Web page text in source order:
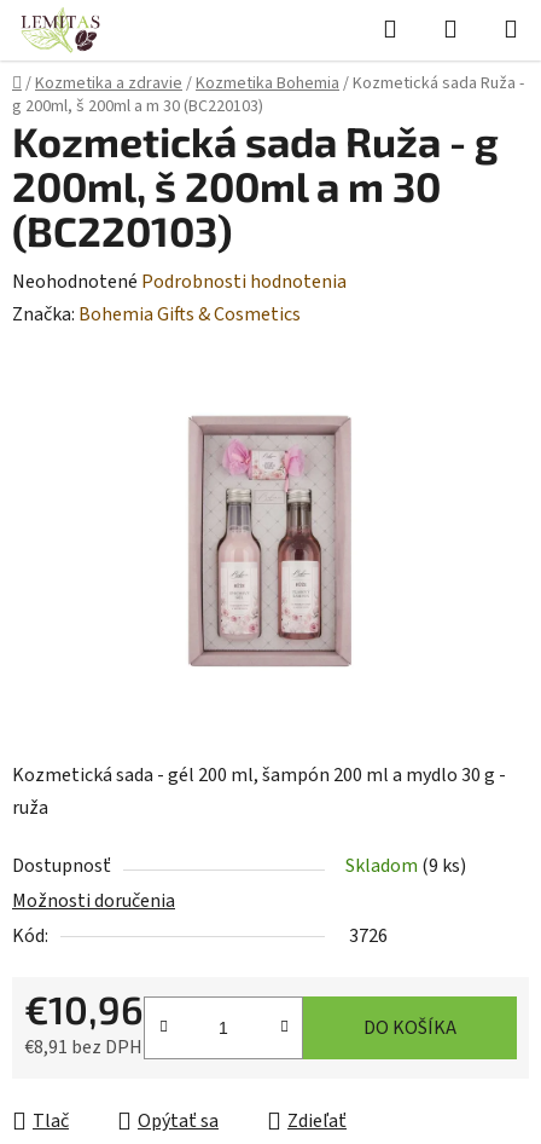
Prejsť
obsah
Hľadať
KOŠÍK
Domov
/Kozmetika a zdravie/Kozmetika Bohemia/Kozmetická sada Ruža -
g 200ml, š 200ml a m 30 (BC220103)
Kozmetická sada - gél 200 ml, šampón 200 ml a mydlo 30 g -
ruža
Dostupnosť Skladom (9 ks)
Možnosti doručenia
Kód:
3726
€10,96
€8,91 bez DPH
DO KOŠÍKA
Tlač Opýtať sa Zdieľať
Kozmetická sada Ruža - g
200ml, š 200ml a m 30
(BC220103)
Priemerné
hodnotenie
Neohodnotené Podrobnosti hodnotenia
Značka: Bohemia Gifts & Cosmetics